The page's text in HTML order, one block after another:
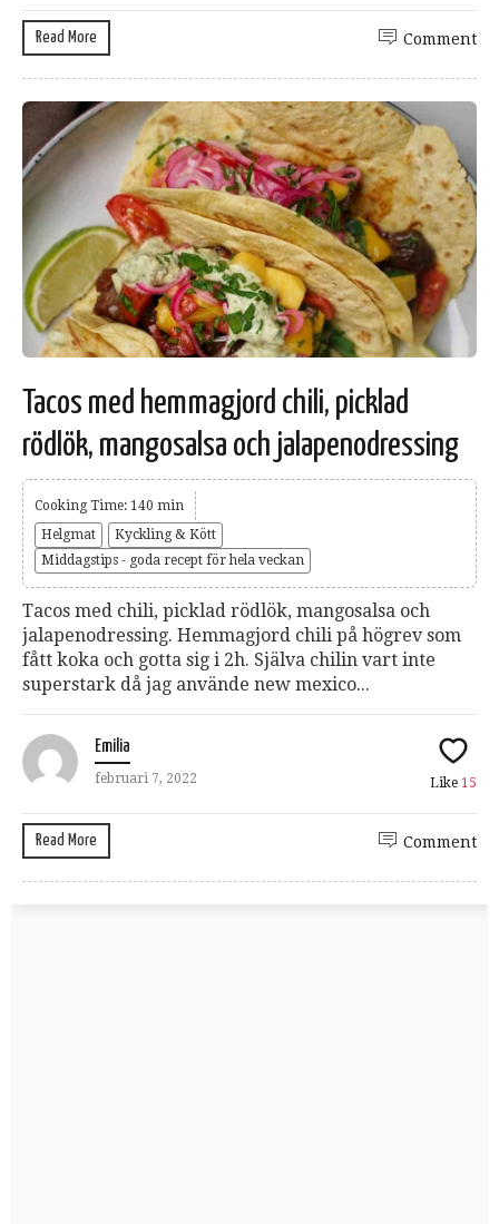
Read More Comment
Tacos med hemmagjord chili, picklad
rödlök, mangosalsa och jalapenodressing
Cooking Time: 140 min
Helgmat
Kyckling & Kött
Middagstips - goda recept för hela veckan
Tacos med chili, picklad rödlök, mangosalsa och
jalapenodressing. Hemmagjord chili på högrev som
fått koka och gotta sig i 2h. Själva chilin vart inte
superstark då jag använde new mexico...
Emilia
februari 7, 2022 Like 15
Read More Comment